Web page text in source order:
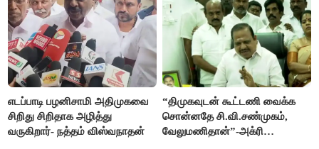
எடப்பாடி பழனிசாமி அதிமுகவை
சிறிது சிறிதாக அழித்து
வருகிறார்- நத்தம் விஸ்வநாதன்
“திமுகவுடன் கூட்டணி வைக்க
சொன்னதே சி.வி.சண்முகம்,
வேலுமணிதான்”-அக்ரி